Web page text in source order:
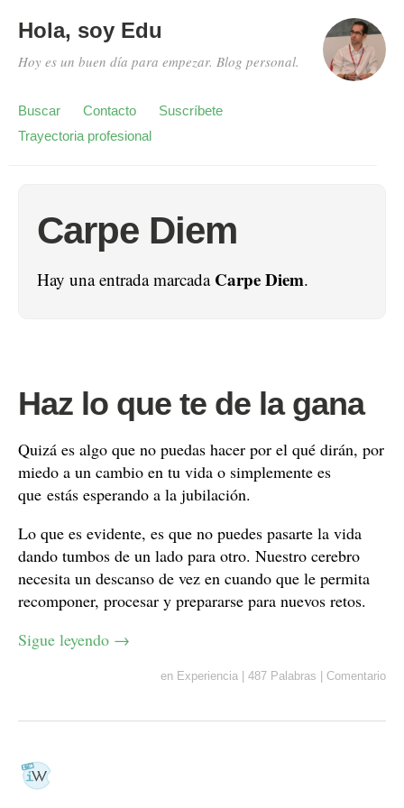
Hola, soy Edu
Hoy es un buen día para empezar. Blog personal.
Buscar Contacto
Suscríbete
Trayectoria profesional
Carpe Diem
Hay una entrada marcada Carpe Diem.
Haz lo que te de la gana
Quizá es algo que no puedas hacer por el qué dirán, por
miedo a un cambio en tu vida o simplemente es
que estás esperando a la jubilación.
Lo que es evidente, es que no puedes pasarte la vida
dando tumbos de un lado para otro. Nuestro cerebro
necesita un descanso de vez en cuando que le permita
recomponer, procesar y prepararse para nuevos retos.
Sigue leyendo →
en Experiencia 487 Palabras Comentario